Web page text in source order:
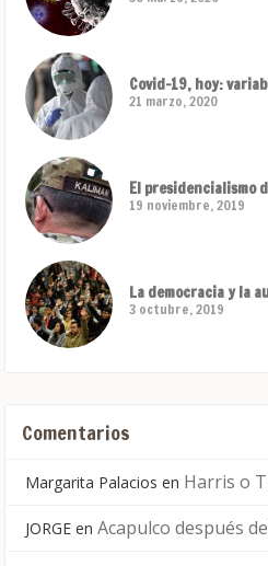
Covid-19, hoy:
21 marzo, 2020
El presidencialismo
19 noviembre, 2019
La democracia y la
3 octubre, 2019
Comentarios
Margarita Palacios en Harris o
JORGE en Acapulco después